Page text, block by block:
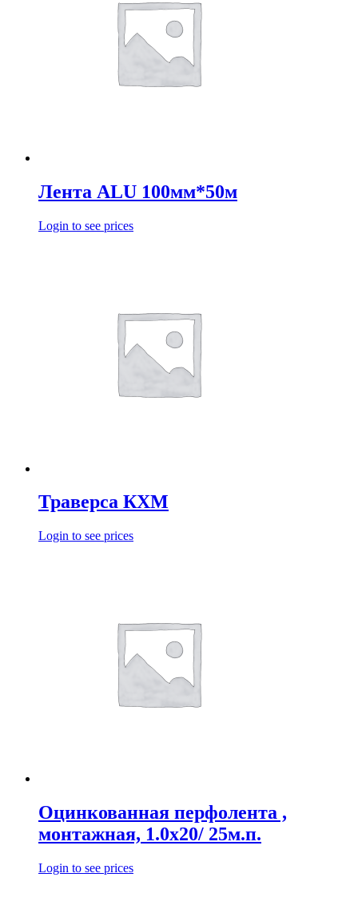
Лента ALU 100мм*50м
Login to see prices
Траверса КХМ
Login to see prices
Оцинкованная перфолента ,
монтажная, 1.0х20/ 25м.п.
Login to see prices